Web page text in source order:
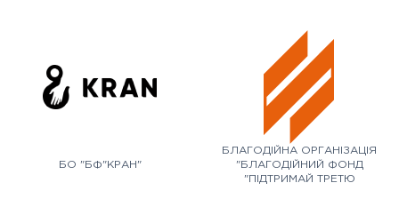
БО "БФ"КРАН"
БЛАГОДІЙНА ОРГАНІЗАЦІЯ
"БЛАГОДІЙНИЙ ФОНД
"ПІДТРИМАЙ ТРЕТЮ